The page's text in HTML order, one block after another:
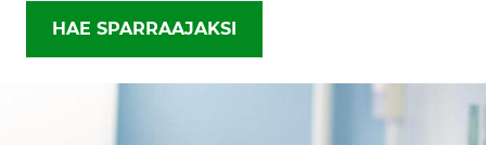
HAE SPARRAAJAKSI